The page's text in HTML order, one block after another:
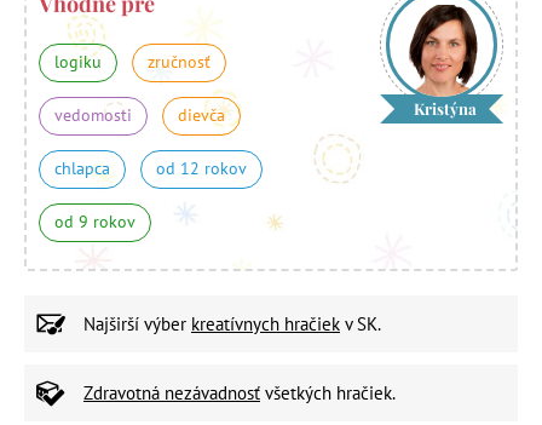
logiku zručnosť
vedomosti dievča
chlapca od 12 rokov
od 9 rokov
Kristýna
Najširší výber kreatívnych hračiek v SK.
Zdravotná nezávadnosť všetkých hračiek.